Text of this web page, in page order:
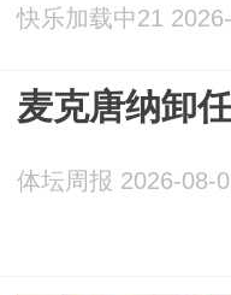
快乐加载中21
麦克唐纳卸
体坛周报 2026-08-